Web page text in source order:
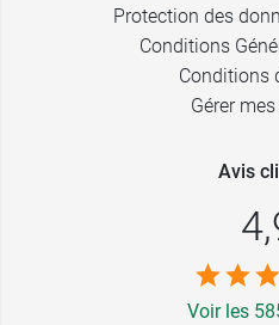
Protection des
Conditions
Conditions
Gérer
Avis
Voir les